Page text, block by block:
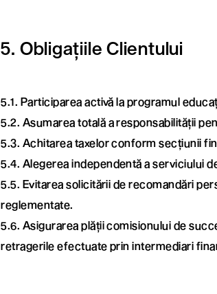
5. Obligațiile Clientului
5.1. Participarea activă la programul
5.2. Asumarea totală a responsabilității
5.3. Achitarea taxelor conform secțiunii
5.4. Alegerea independentă a serviciului
5.5. Evitarea solicitării de recomandări
reglementate.
5.6. Asigurarea plății comisionului de
retragerile efectuate prin intermediari